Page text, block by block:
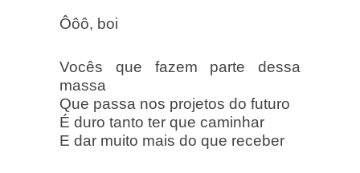
Ôôô, boi
Vocês que fazem parte dessa
massa
Que passa nos projetos do futuro
É duro tanto ter que caminhar
E dar muito mais do que receber